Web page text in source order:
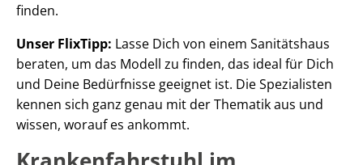
finden.
Unser FlixTipp: Lasse Dich von einem Sanitätshaus
beraten, um das Modell zu finden, das ideal für Dich
und Deine Bedürfnisse geeignet ist. Die Spezialisten
kennen sich ganz genau mit der Thematik aus und
wissen, worauf es ankommt.